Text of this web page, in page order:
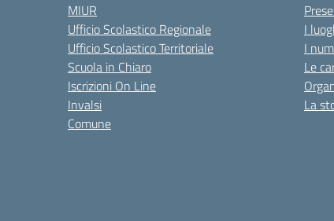
MIUR
Ufficio Scolastico Regionale
Ufficio Scolastico Territoriale
Scuola in Chiaro
Iscrizioni On Line
Invalsi
Comune
I
I
Le
La